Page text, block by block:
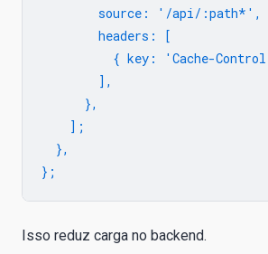
        source: '/api/:path*',
        headers: [
{ key: 'Cache-
        ],
      },
    ];
  },
Isso reduz carga no backend.